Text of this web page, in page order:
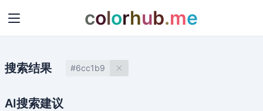
colorhub.me
搜索结果 #6cc1b9
AI搜索建议